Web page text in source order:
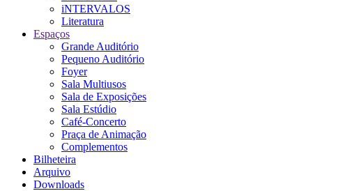
iNTERVALOS
Literatura
Espaços
Grande Auditório
Pequeno Auditório
Foyer
Sala Multiusos
Sala de Exposições
Sala Estúdio
Café-Concerto
Praça de Animação
Complementos
Bilheteira
Arquivo
Downloads